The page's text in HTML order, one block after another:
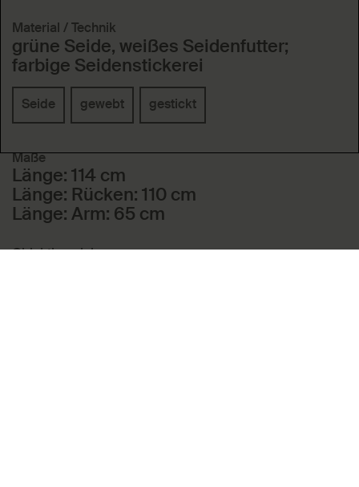
Material / Technik
grüne Seide, weißes Seidenfutter;
farbige Seidenstickerei
Seide gewebt gestickt
Maße
Länge: 114 cm
Länge: Rücken: 110 cm
Länge: Arm: 65 cm
Objektbezeichnung